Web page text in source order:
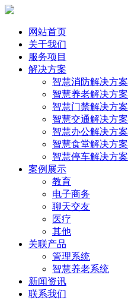
网站首页
关于我们
服务项目
解决方案
智慧消防解决方案
智慧养老解决方案
智慧门禁解决方案
智慧交通解决方案
智慧办公解决方案
智慧食堂解决方案
智慧停车解决方案
案例展示
教育
电子商务
聊天交友
医疗
其他
关联产品
管理系统
智慧养老系统
新闻资讯
联系我们